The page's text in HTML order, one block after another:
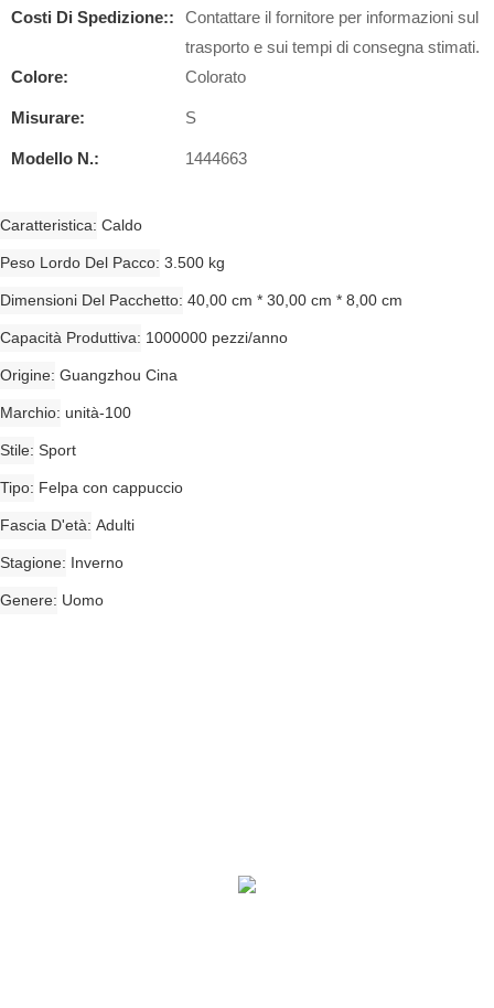
Costi Di Spedizione::
Contattare il fornitore per informazioni sul
trasporto e sui tempi di consegna stimati.
Colore:
Colorato
Misurare: S
Modello N.: 1444663
Caratteristica Caldo
Peso Lordo Del Pacco 3.500 kg
Dimensioni Del Pacchetto 40,00 cm * 30,00 cm * 8,00 cm
Capacità Produttiva 1000000 pezzi/anno
Origine Guangzhou Cina
Marchio unità-100
Stile Sport
Tipo Felpa con cappuccio
Fascia D'età Adulti
Stagione Inverno
Genere Uomo